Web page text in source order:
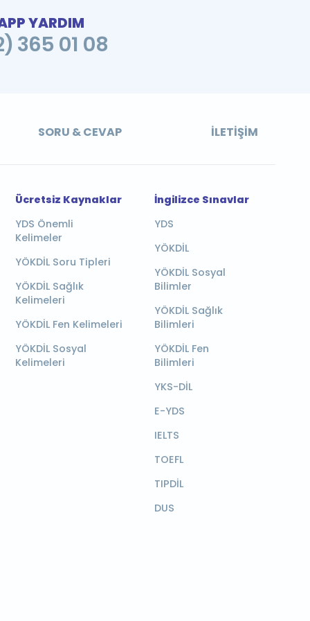
YARDIM
365 01 08
SORU & CEVAP İLETIŞIM
Ücretsiz Kaynaklar
YDS Önemli
Kelimeler
YÖKDİL Soru Tipleri
YÖKDİL Sağlık
Kelimeleri
YÖKDİL Fen Kelimeleri
YÖKDİL Sosyal
Kelimeleri
İngilizce Sınavlar
YDS
YÖKDİL
YÖKDİL Sosyal
Bilimler
YÖKDİL Sağlık
Bilimleri
YÖKDİL Fen
Bilimleri
YKS-DİL
E-YDS
IELTS
TOEFL
TIPDİL
DUS